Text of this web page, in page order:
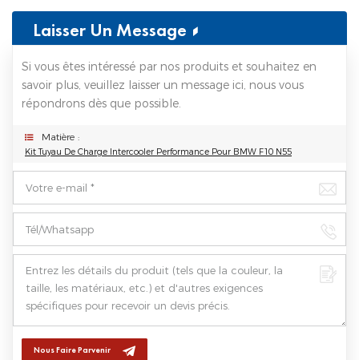
Laisser Un Message
Si vous êtes intéressé par nos produits et souhaitez en
savoir plus, veuillez laisser un message ici, nous vous
répondrons dès que possible.
Matière :
Kit Tuyau De Charge Intercooler Performance Pour BMW F10 N55
Nous Faire Parvenir